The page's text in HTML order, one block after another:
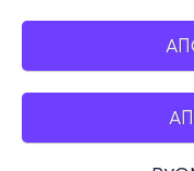
Φυσικά σημεία